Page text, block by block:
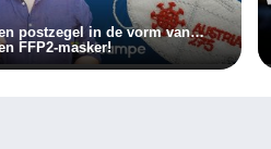
postzegel in de vorm van…
FFP2-masker!